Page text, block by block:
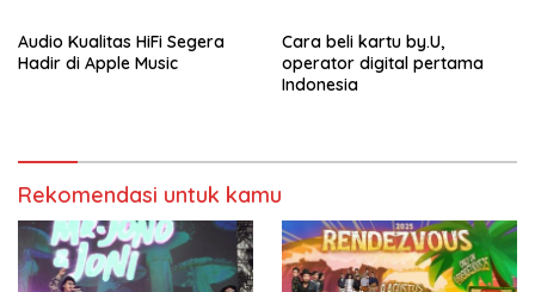
Audio Kualitas HiFi Segera
Hadir di Apple Music
Cara beli kartu by.U,
operator digital pertama
Indonesia
Rekomendasi untuk kamu